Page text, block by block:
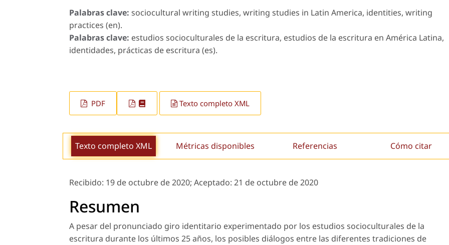
Palabras clave: sociocultural writing studies, writing studies in Latin America, identities, writing
practices (en).
Palabras clave: estudios socioculturales de la escritura, estudios de la escritura en América Latina,
identidades, prácticas de escritura (es).
PDF Texto completo XML
Texto completo XML Métricas disponibles Referencias Cómo citar
Recibido: 19 de octubre de 2020; Aceptado: 21 de octubre de 2020
Resumen
A pesar del pronunciado giro identitario experimentado por los estudios socioculturales de la
escritura durante los últimos 25 años, los posibles diálogos entre las diferentes tradiciones de